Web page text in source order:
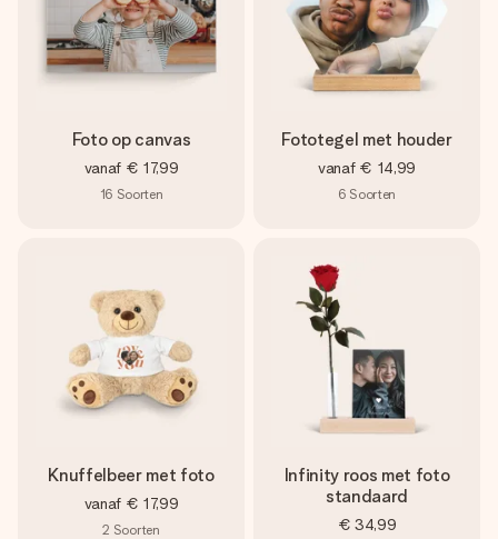
Foto op canvas
vanaf € 17,99
16 Soorten
Fototegel met houder
vanaf € 14,99
6 Soorten
Knuffelbeer met foto
vanaf € 17,99
2 Soorten
Infinity roos met foto
standaard
€ 34,99